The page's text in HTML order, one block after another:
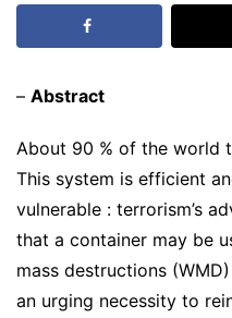
– Abstract
About 90 % of the world
This system is efficient
vulnerable : terrorism’s
that a container may be
mass destructions
an urging necessity to